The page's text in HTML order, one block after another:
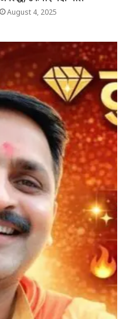
August 4, 2025